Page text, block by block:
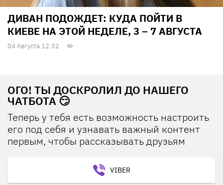
ДИВАН ПОДОЖДЕТ: КУДА ПОЙТИ В
КИЕВЕ НА ЭТОЙ НЕДЕЛЕ, 3 – 7 АВГУСТА
04 Августа 12:32
ОГО! ТЫ ДОСКРОЛИЛ ДО НАШЕГО
ЧАТБОТА 😏
Теперь у тебя есть возможность настроить
его под себя и узнавать важный контент
первым, чтобы рассказывать друзьям
VIBER